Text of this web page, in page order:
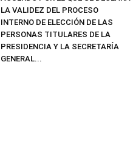
LA VALIDEZ DEL PROCESO
INTERNO DE ELECCIÓN DE LAS
PERSONAS TITULARES DE LA
PRESIDENCIA Y LA SECRETARÍA
GENERAL...